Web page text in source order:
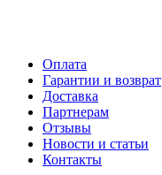
Оплата
Гарантии и возврат
Доставка
Партнерам
Отзывы
Новости и статьи
Контакты